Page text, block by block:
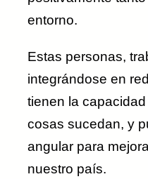
entorno.
Estas personas,
integrándose en
tienen la
cosas sucedan, y
angular para
nuestro país.